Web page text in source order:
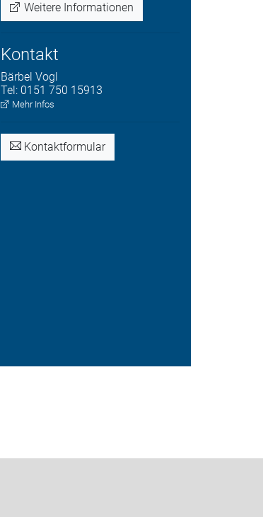
Weitere Informationen
Kontakt
Bärbel Vogl
Tel: 0151 750 15913
Mehr Infos
Kontaktformular